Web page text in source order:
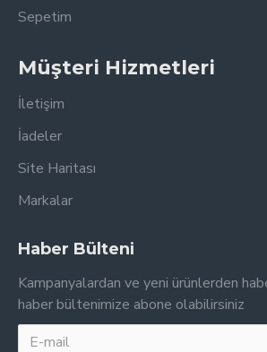
Sepetim
Müşteri Hizmetleri
İletişim
İadeler
Site Haritası
Markalar
Haber Bülteni
Kampanyalardan ve yeni ürünlerden
haber bültenimize abone olabilirsiniz